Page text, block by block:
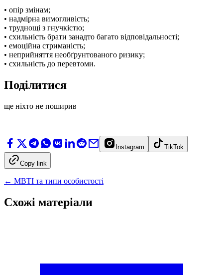
• опір змінам;
• надмірна вимогливість;
• труднощі з гнучкістю;
• схильність брати занадто багато відповідальності;
• емоційна стриманість;
• неприйняття необґрунтованого ризику;
• схильність до перевтоми.
Поділитися
ще ніхто не поширив
Instagram TikTok
Copy link
← MBTI та типи особистості
Схожі матеріали